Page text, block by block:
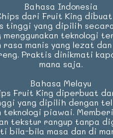
Bahasa Indonesia
dari Fruit King
tinggi yang dipilih
menggunakan teknologi
rasa manis yang lezat
Praktis dinikmati
mana saja.
Bahasa Melayu
Fruit King diperbuat
yang dipilih dengan
teknologi piawai.
tekstur rangup tanpa
bila-bila masa dan di